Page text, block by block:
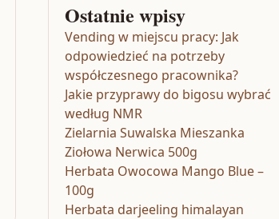
Ostatnie wpisy
Vending w miejscu pracy: Jak
odpowiedzieć na potrzeby
współczesnego pracownika?
Jakie przyprawy do bigosu wybrać
według NMR
Zielarnia Suwalska Mieszanka
Ziołowa Nerwica 500g
Herbata Owocowa Mango Blue –
100g
Herbata darjeeling himalayan